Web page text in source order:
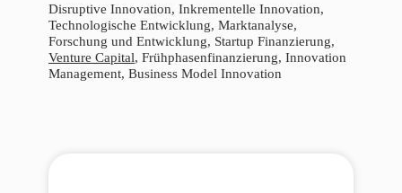
Disruptive Innovation, Inkrementelle Innovation,
Technologische Entwicklung, Marktanalyse,
Forschung und Entwicklung, Startup Finanzierung,
Venture Capital, Frühphasenfinanzierung, Innovation
Management, Business Model Innovation